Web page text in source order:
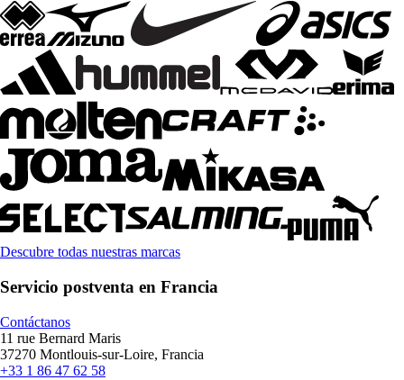
Descubre todas nuestras marcas
Servicio postventa en Francia
Contáctanos
11 rue Bernard Maris
37270 Montlouis-sur-Loire, Francia
+33 1 86 47 62 58